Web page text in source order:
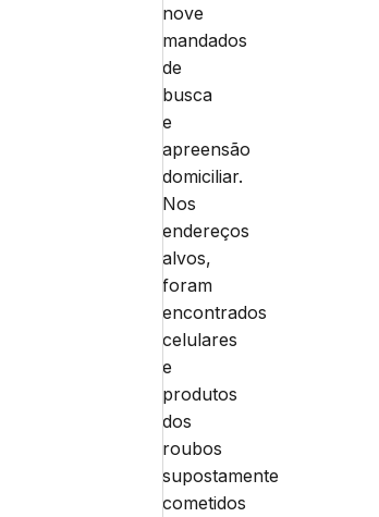
nove
mandados
de
busca
e
apreensão
domiciliar.
Nos
endereços
alvos,
foram
encontrados
celulares
e
produtos
dos
roubos
supostamente
cometidos